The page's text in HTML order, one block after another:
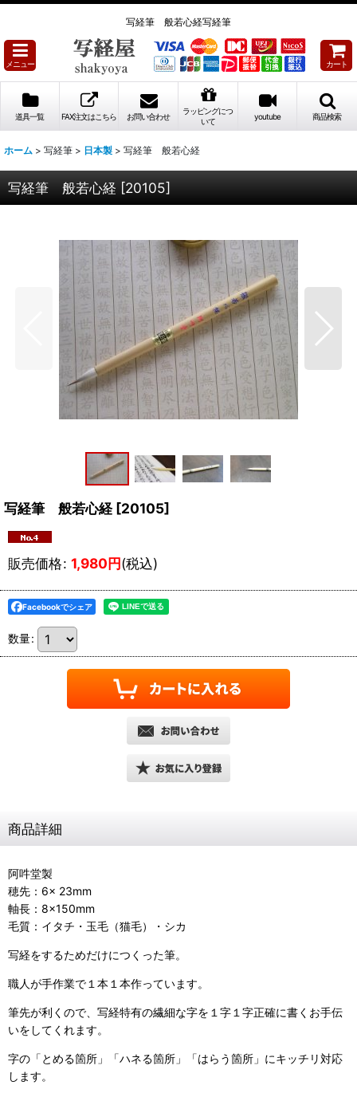
写経筆 般若心経写経筆
メニュー カート
道具一覧 FAX注文はこちら お問い合わせ
ラッピングにつ
いて
youtube 商品検索
ホーム > 写経筆 > 日本製 > 写経筆 般若心経
写経筆 般若心経 [20105]
写経筆 般若心経 [20105]
販売価格: 1,980円(税込)
Facebookでシェア
数量:
商品詳細
阿吽堂製
穂先：6× 23mm
軸長：8×150mm
毛質：イタチ・玉毛（猫毛）・シカ
写経をするためだけにつくった筆。
職人が手作業で１本１本作っています。
筆先が利くので、写経特有の繊細な字を１字１字正確に書くお手伝
いをしてくれます。
字の「とめる箇所」「ハネる箇所」「はらう箇所」にキッチリ対応
します。